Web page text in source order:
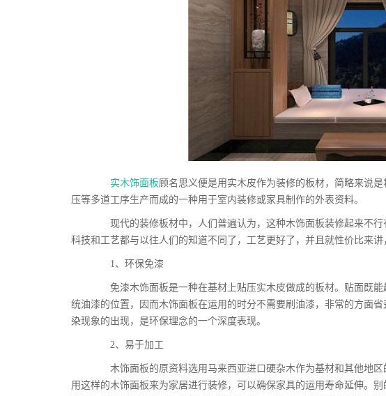
实木饰面板顾名思义便是用实木皮作为装修的板材，简略来说
压等多道工序生产而成的一种用于室内装修或家具制作的外表资料。
现代的装修板材中，人们普遍认为，这种木饰面板装修起来不行
科技和工艺都与以往人们的知道不同了，工艺更好了，并且就性价比来讲
1、环保免漆
免漆木饰面板是一种在基材上贴压实木皮做成的板材。贴面既能
统油漆的位置，因而木饰面板在运用的时分不需要刷油漆，非常的方面
染现象的出现，是环保理念的一个深度表现。
2、易于加工
木饰面板的原资料选用马来西亚进口硬杂木作为基材和其他地区
用这样的木饰面板来为家居进行装修，可以确保家具的运用寿命延伸。